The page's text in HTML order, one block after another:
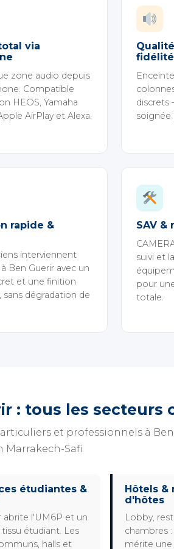
via
zone audio depuis
Compatible
HEOS, Yamaha
AirPlay et Alexa.
fidélité
discrets
soignée
rapide &
interviennent
Ben Guerir avec un
et une finition
sans dégradation de
SAV &
suivi et
pour
totale.
: tous les secteurs
et professionnels à
Safi.
étudiantes &
abrite l'UM6P et un
étudiant. Les
halls et
Hôtels &
d'hôtes
Lobby,
chambres
mérite